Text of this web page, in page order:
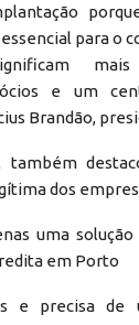
para o
e um
Brandão,
dos
uma
em Porto
e precisa de